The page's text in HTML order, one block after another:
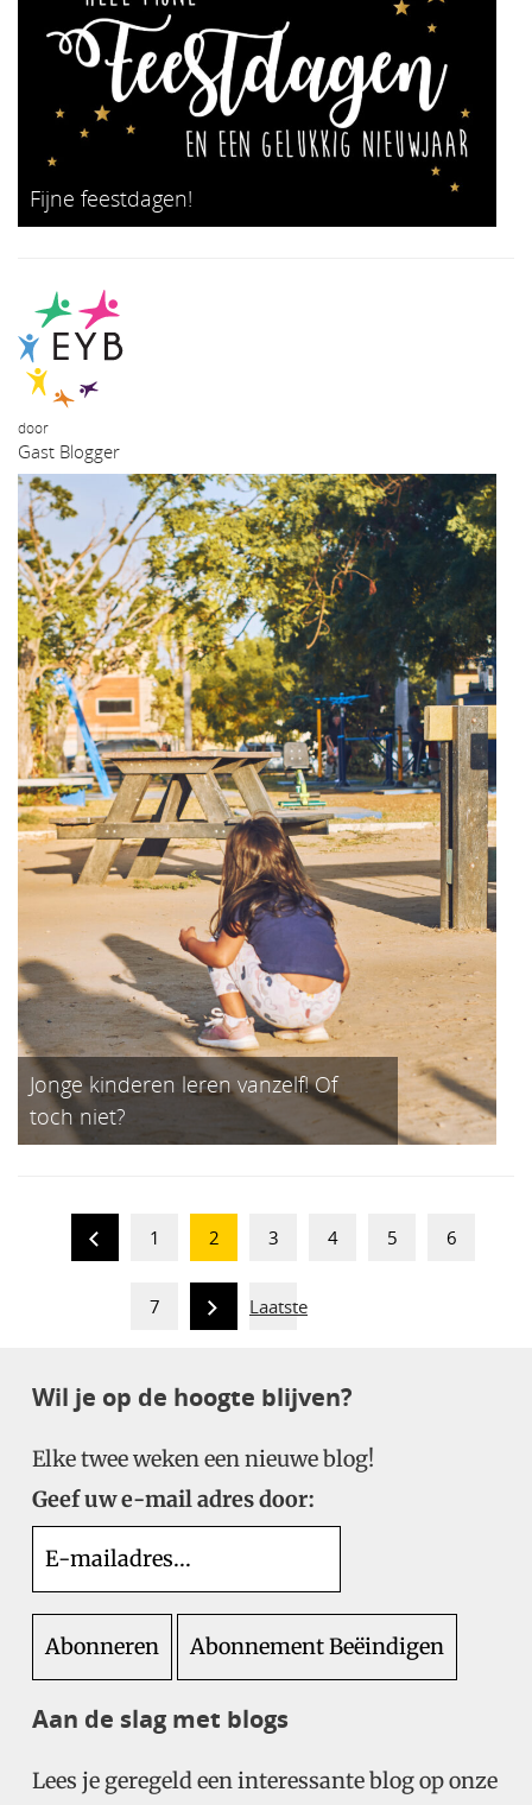
Fijne feestdagen!
door
Gast Blogger
Jonge kinderen leren vanzelf! Of
toch niet?
1 2 3 4 5 6
7 Laatste
Wil je op de hoogte blijven?
Elke twee weken een nieuwe blog!
Geef uw e-mail adres door:
Aan de slag met blogs
Lees je geregeld een interessante blog op onze